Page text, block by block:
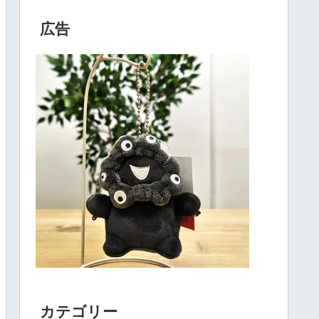
広告
カテゴリー